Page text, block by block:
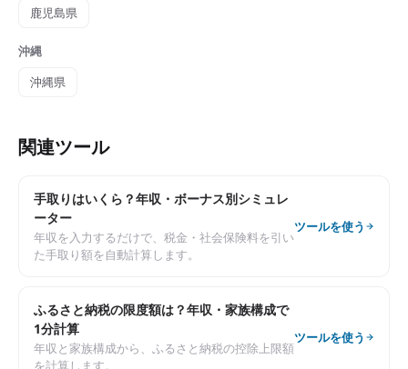
鹿児島県
沖縄
沖縄県
関連ツール
手取りはいくら？年収・ボーナス別シミュレ
ーター
年収を入力するだけで、税金・社会保険料を引い
た手取り額を自動計算します。
ツールを使う
ふるさと納税の限度額は？年収・家族構成で
1分計算
年収と家族構成から、ふるさと納税の控除上限額
を計算します。
ツールを使う